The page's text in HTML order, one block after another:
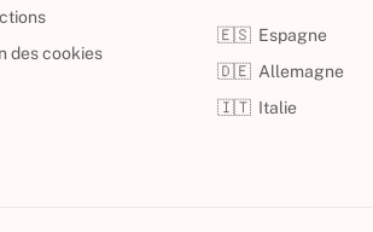
des cookies
🇪🇸 Espagne
🇩🇪 Allemagne
🇮🇹 Italie